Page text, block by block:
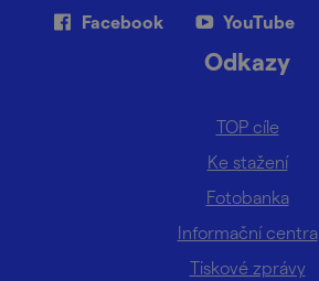
Facebook YouTube
Odkazy
TOP cíle
Ke stažení
Fotobanka
Informační centra
Tiskové zprávy